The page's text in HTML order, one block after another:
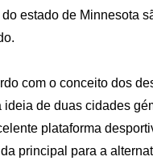
estado de Minnesota
com o conceito dos
ideia de duas cidades
plataforma
principal para a